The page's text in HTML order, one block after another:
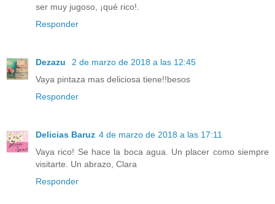
ser muy jugoso, ¡qué rico!.
Responder
Dezazu
2 de marzo de 2018 a las 12:45
Vaya pintaza mas deliciosa tiene!!besos
Responder
Delicias Baruz 4 de marzo de 2018 a las 17:11
Vaya rico! Se hace la boca agua. Un placer como siempre
visitarte. Un abrazo, Clara
Responder